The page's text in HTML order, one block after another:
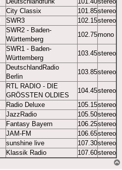
City Classix 101.85stereo
SWR3 102.15stereo
SWR2 - Baden-
Württemberg
102.75mono
SWR1 - Baden-
Württemberg
103.45stereo
DeutschlandRadio
Berlin
103.85stereo
RTL RADIO - DIE
GRÖSSTEN OLDIES
104.45stereo
Radio Deluxe 105.15stereo
JazzRadio 105.50stereo
Fantasy Bayern
106.25stereo
JAM-FM
106.65stereo
sunshine live
107.30stereo
Klassik Radio
107.60stereo